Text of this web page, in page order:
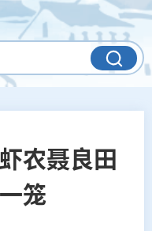
农聂良田
笼